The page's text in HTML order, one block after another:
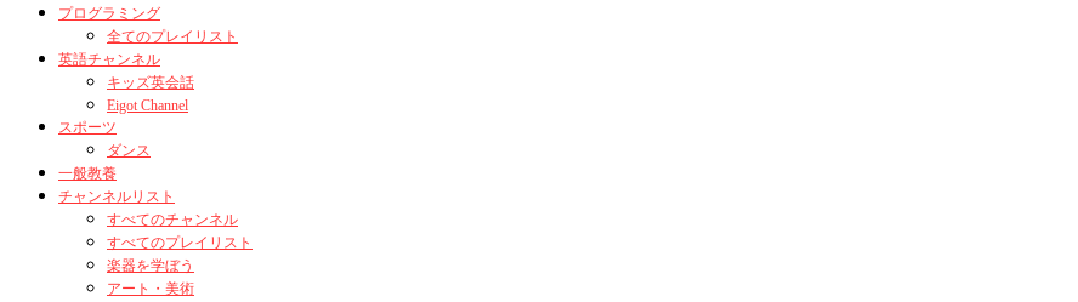
プログラミング
全てのプレイリスト
英語チャンネル
キッズ英会話
Eigot Channel
スポーツ
ダンス
一般教養
チャンネルリスト
すべてのチャンネル
すべてのプレイリスト
楽器を学ぼう
アート・美術